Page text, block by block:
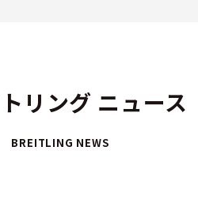
リング ニュース
BREITLING NEWS